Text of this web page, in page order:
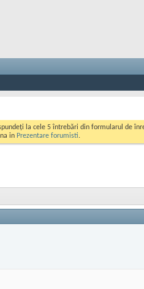
la cele 5 întrebări din formularul de
in Prezentare forumisti.